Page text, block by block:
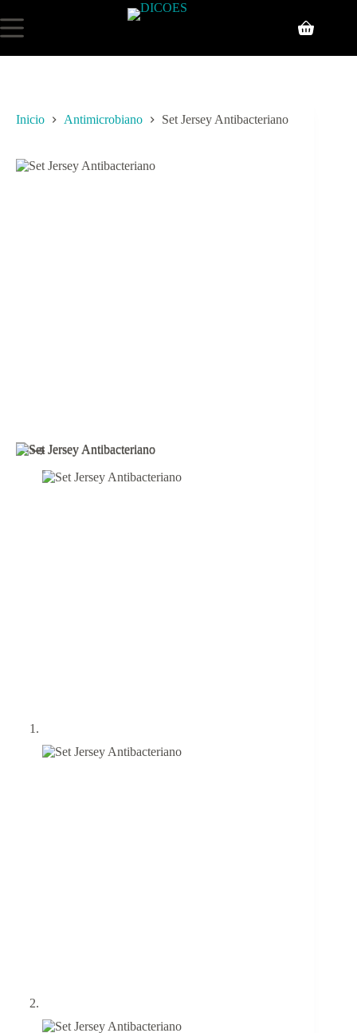
Inicio Antimicrobiano Set Jersey Antibacteriano